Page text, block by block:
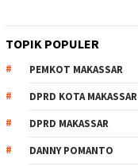
TOPIK POPULER
PEMKOT MAKASSAR
DPRD KOTA MAKASSAR
DPRD MAKASSAR
DANNY POMANTO